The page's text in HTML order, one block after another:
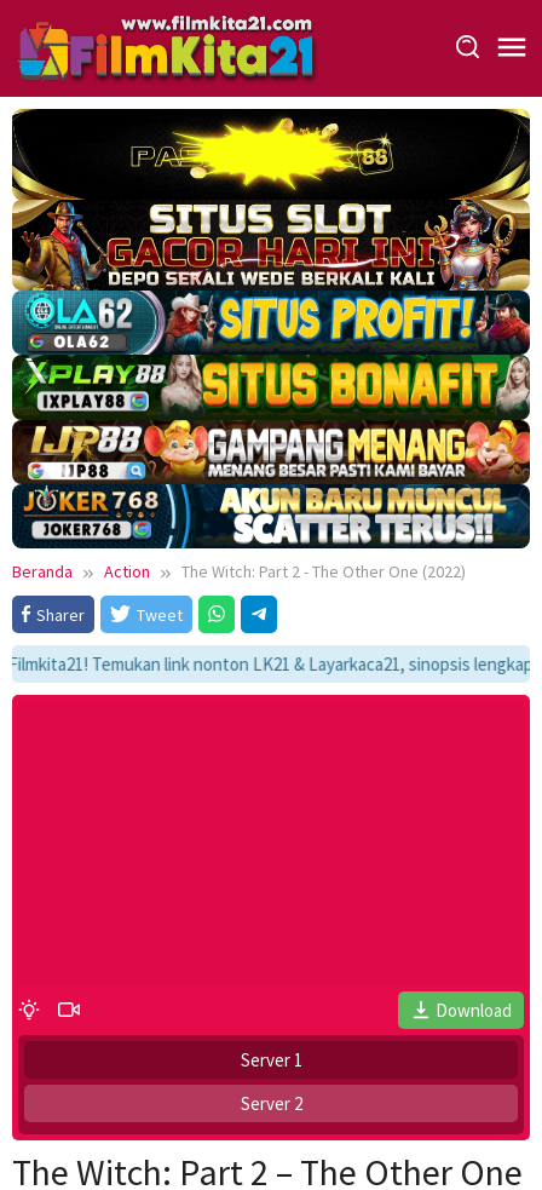
konten
Beranda Action
The Witch: Part 2 - The Other One (2022)
Sharer
Tweet
Temukan link nonton LK21 & Layarkaca21, sinopsis lengkap,
Download
Server 1
Server 2
The Witch: Part 2 – The Other One